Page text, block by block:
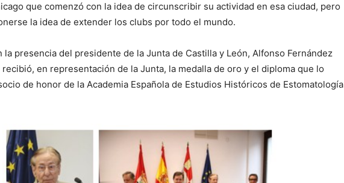
que comenzó con la idea de circunscribir su actividad en esa ciudad, pero
la idea de extender los clubs por todo el mundo.
la presencia del presidente de la Junta de Castilla y León, Alfonso Fernández
recibió, en representación de la Junta, la medalla de oro y el diploma que lo
de honor de la Academia Española de Estudios Históricos de Estomatología